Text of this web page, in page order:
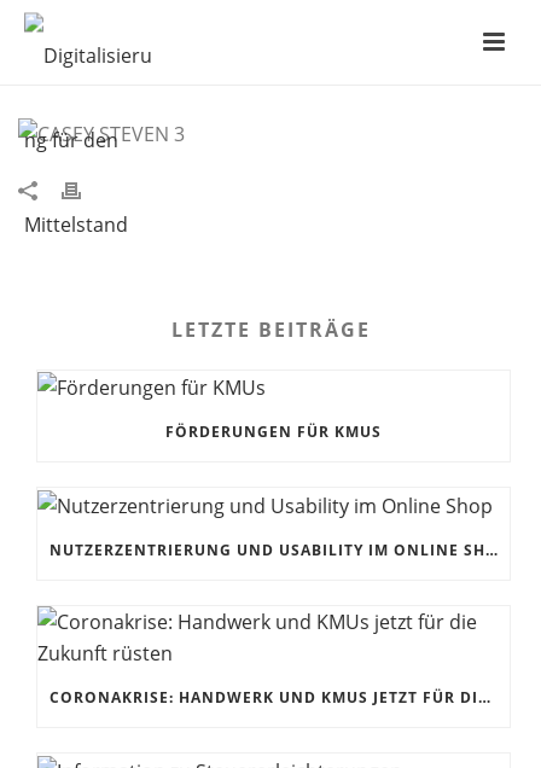
CASEY STEVEN 3
LETZTE BEITRÄGE
FÖRDERUNGEN FÜR KMUS
NUTZERZENTRIERUNG UND USABILITY IM ONLINE SHOP
CORONAKRISE: HANDWERK UND KMUS JETZT FÜR DIE ZUKUNFT RÜSTEN